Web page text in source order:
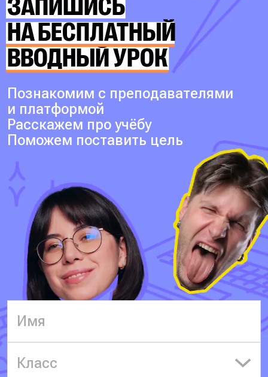
ЗАПИШИСЬ
НА БЕСПЛАТНЫЙ
ВВОДНЫЙ УРОК
Познакомим с преподавателями
и платформой
Расскажем про учёбу
Поможем поставить цель
Класс